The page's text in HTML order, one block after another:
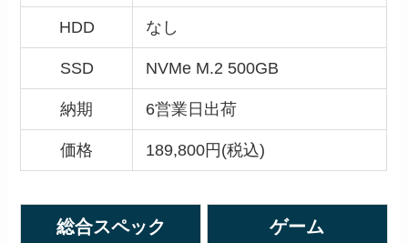
HDD なし
SSD NVMe M.2 500GB
納期 6営業日出荷
価格 189,800円(税込)
総合スペック ゲーム